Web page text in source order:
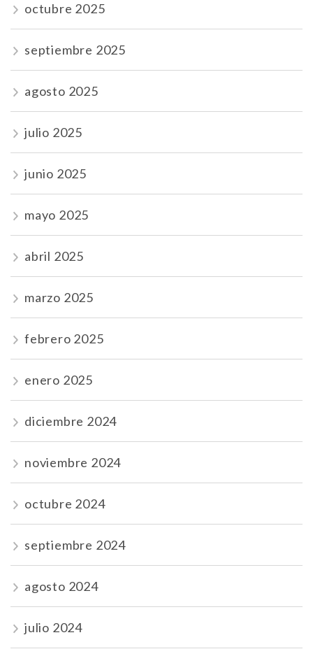
octubre 2025
septiembre 2025
agosto 2025
julio 2025
junio 2025
mayo 2025
abril 2025
marzo 2025
febrero 2025
enero 2025
diciembre 2024
noviembre 2024
octubre 2024
septiembre 2024
agosto 2024
julio 2024